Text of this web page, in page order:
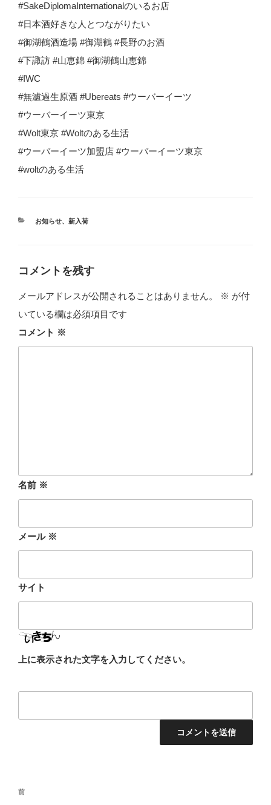
#SakeDiplomaInternationalのいるお店
#日本酒好きな人とつながりたい
#御湖鶴酒造場 #御湖鶴 #長野のお酒
#下諏訪 #山恵錦 #御湖鶴山恵錦
#IWC
#無濾過生原酒 #Ubereats #ウーバーイーツ
#ウーバーイーツ東京
#Wolt東京 #Woltのある生活
#ウーバーイーツ加盟店 #ウーバーイーツ東京
#woltのある生活
カ
お知らせ、 新入荷
コメントを残す
メールアドレスが公開されることはありません。 ※ が付
いている欄は必須項目です
コメント ※
名前 ※
メール ※
サイト
上に表示された文字を入力してください。
投
前
前